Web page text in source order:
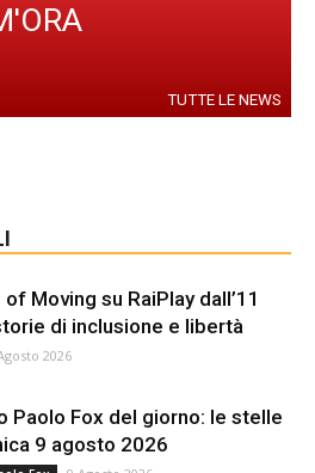
TUTTE LE NEWS
Moving su RaiPlay dall’11
di inclusione e libertà
2026
Paolo Fox del giorno: le stelle
9 agosto 2026